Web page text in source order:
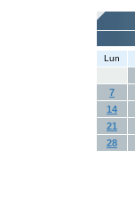
Lun
7
14
21
28